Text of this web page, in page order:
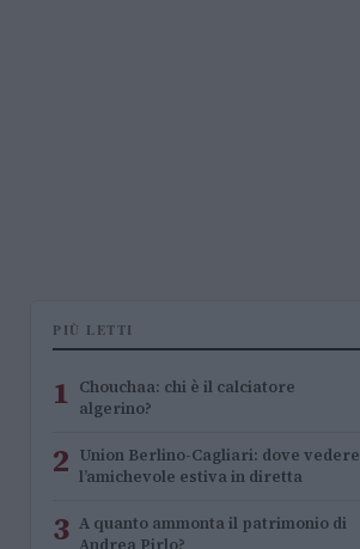
PIÙ LETTI
1 Chouchaa: chi è il calciatore
algerino?
2 Union Berlino-Cagliari: dove vedere
l’amichevole estiva in diretta
3 A quanto ammonta il patrimonio di
Andrea Pirlo?